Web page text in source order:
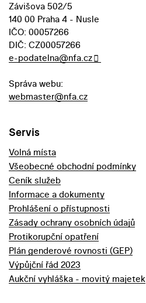
Závišova 502/5
140 00 Praha 4 - Nusle
IČO: 00057266
DIČ: CZ00057266
e-podatelna@nfa.cz
Správa webu:
webmaster@nfa.cz
Servis
Volná místa
Všeobecné obchodní podmínky
Ceník služeb
Informace a dokumenty
Prohlášení o přístupnosti
Zásady ochrany osobních údajů
Protikorupční opatření
Plán genderové rovnosti (GEP)
Výpůjční řád 2023
Aukční vyhláška - movitý majetek